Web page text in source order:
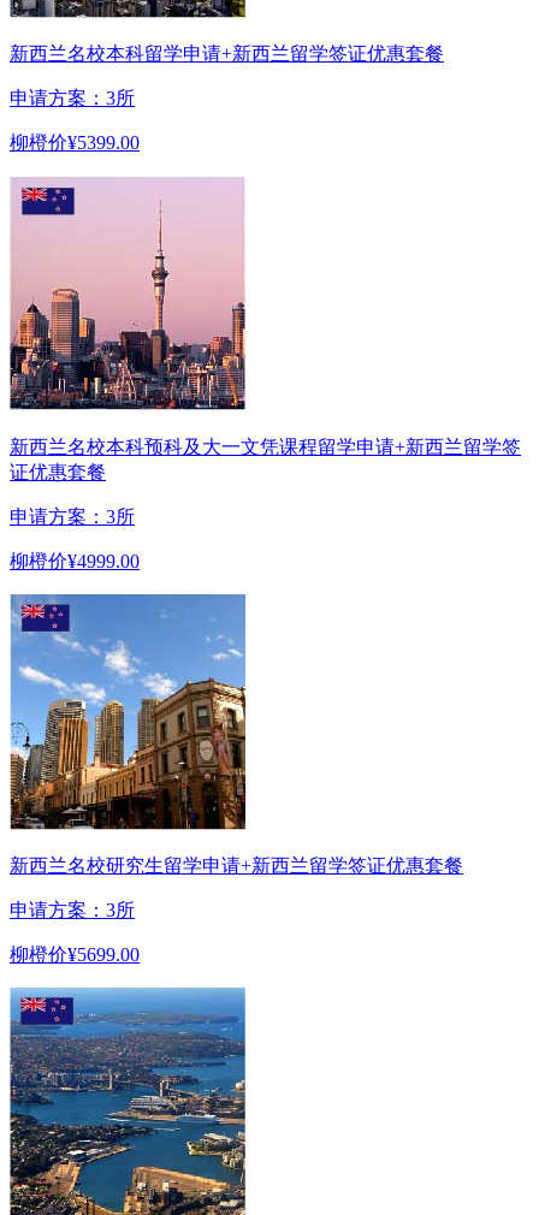
新西兰名校本科留学申请+新西兰留学签证优惠套餐
申请方案：3所
柳橙价¥5399.00
新西兰名校本科预科及大一文凭课程留学申请+新西兰留学签
证优惠套餐
申请方案：3所
柳橙价¥4999.00
新西兰名校研究生留学申请+新西兰留学签证优惠套餐
申请方案：3所
柳橙价¥5699.00